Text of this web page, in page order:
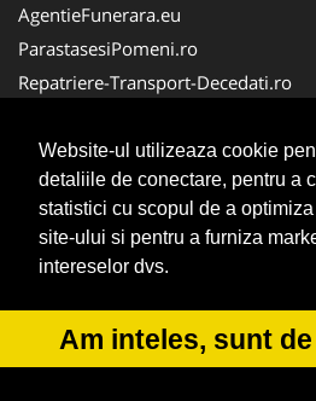
Website-ul utilizeaza cookie
detaliile de conectare, pentru a
statistici cu scopul de a
site-ului si pentru a furniza
intereselor dvs.
Am inteles, sunt
AgentieFunerara.eu
ParastasesiPomeni.ro
Repatriere-Transport-Decedati.ro
CasaFunerara.com
NonStopDeschis.ro
NonStopFunerare.ro
Transport-Funerar.com
© 2014-2026 Powered by
ANPC SOL